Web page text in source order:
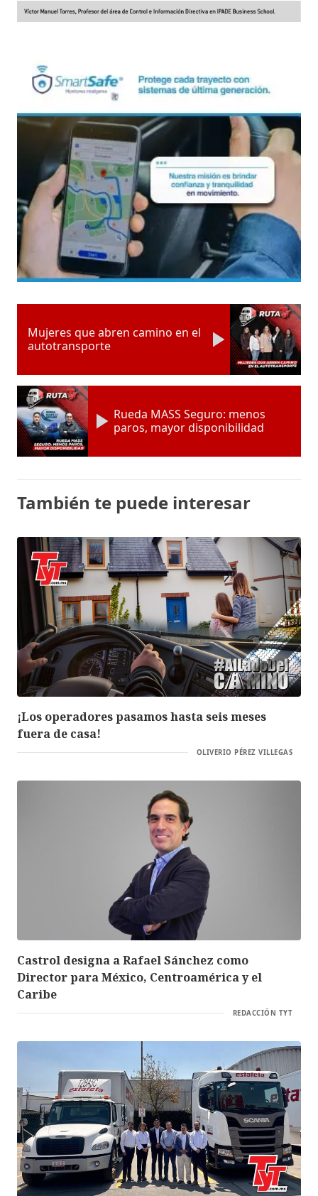
Mujeres que abren camino en el
autotransporte
Rueda MASS Seguro: menos
paros, mayor disponibilidad
También te puede interesar
¡Los operadores pasamos hasta seis meses
fuera de casa!
OLIVERIO PÉREZ VILLEGAS
Castrol designa a Rafael Sánchez como
Director para México, Centroamérica y el
Caribe
REDACCIÓN TYT